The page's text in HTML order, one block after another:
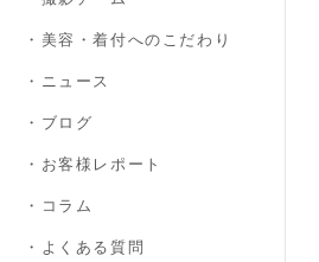
・美容・着付へのこだわり
・ニュース
・ブログ
・お客様レポート
・コラム
・よくある質問